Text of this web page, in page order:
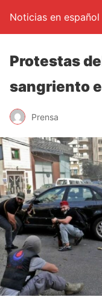
Noticias en español
Protestas
sangriento
Prensa